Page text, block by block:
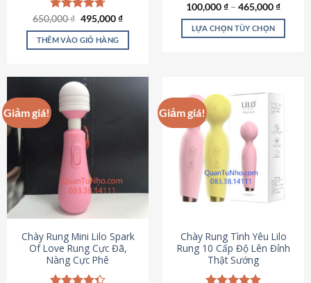
Được xếp
hạng4.72
5 sao
650,000₫ Giá
là:
650,000 ₫.
495,000₫Giá
tại
495,000 ₫.
THÊM VÀO GIỎ HÀNG
Được xếp
hạng4.80
5 sao
100,000₫ – 465,000₫
LỰA CHỌN TÙY CHỌN
nhiều
biến
thể.
Các
chọn
thể
chọn
trên
trang
sản
Giảm giá!
Chày Rung Mini Lilo Spark
Of Love Rung Cực Đã,
Nàng Cực Phê
Giảm giá!
Chày Rung Tình Yêu Lilo
Rung 10 Cấp Độ Lên Đỉnh
Thật Sướng